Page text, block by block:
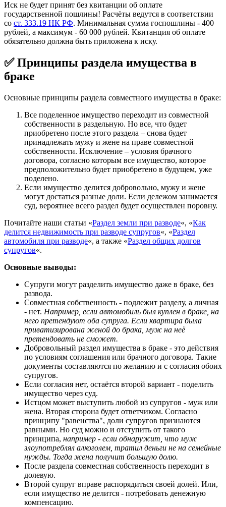
Иск не будет принят без квитанции об оплате
государственной пошлины! Расчёты ведутся в соответствии
со ст. 333.19 НК РФ. Минимальная сумма госпошлины - 400
рублей, а максимум - 60 000 рублей. Квитанция об оплате
обязательно должна быть приложена к иску.
✅ Принципы раздела имущества в
браке
Основные принципы раздела совместного имущества в браке:
Все поделенное имущество переходит из совместной
собственности в раздельную. Но все, что будет
приобретено после этого раздела – снова будет
принадлежать мужу и жене на праве совместной
собственности. Исключение – условия брачного
договора, согласно которым все имущество, которое
предположительно будет приобретено в будущем, уже
поделено.
Если имущество делится добровольно, мужу и жене
могут достаться разные доли. Если дележом занимается
суд, вероятнее всего раздел будет осуществлен поровну.
Почитайте наши статьи «Раздел земли при разводе«, «Как
делится недвижимость при разводе супругов«, «Раздел
автомобиля при разводе«, а также «Раздел общих долгов
супругов«.
Основные выводы:
Супруги могут разделить имущество даже в браке, без
развода.
Совместная собственность - подлежит разделу, а личная
- нет. Например, если автомобиль был куплен в браке, на
него претендуют оба супруга. Если квартира была
приватизирована женой до брака, муж на неё
претендовать не сможет.
Добровольный раздел имущества в браке - это действия
по условиям соглашения или брачного договора. Такие
документы составляются по желанию и с согласия обоих
супругов.
Если согласия нет, остаётся второй вариант - поделить
имущество через суд.
Истцом может выступить любой из супругов - муж или
жена. Вторая сторона будет ответчиком. Согласно
принципу "равенства", доли супругов признаются
равными. Но суд можно и отступить от такого
принципа, например - если обнаружит, что муж
злоупотреблял алкоголем, тратил деньги не на семейные
нужды. Тогда жена получит большую долю.
После раздела совместная собственность переходит в
долевую.
Второй супруг вправе распорядиться своей долей. Или,
если имущество не делится - потребовать денежную
компенсацию.